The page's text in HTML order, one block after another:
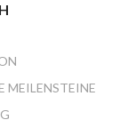
MEILENSTEINE